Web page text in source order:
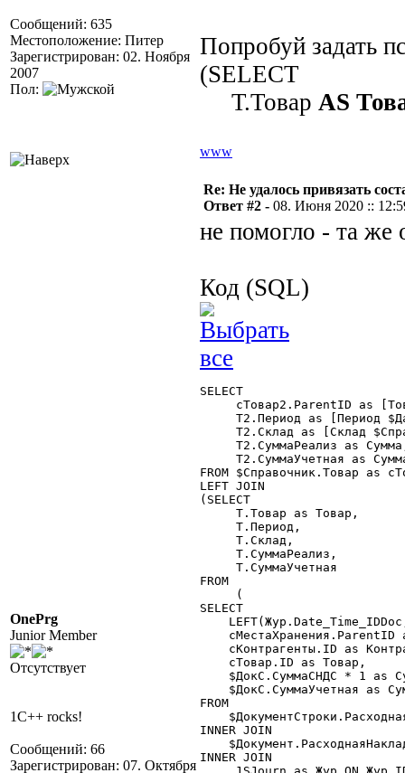
Сообщений: 635
Местоположение: Питер
Зарегистрирован: 02. Ноября
2007
Пол:
Попробуй задать
(SELECT
Т.Товар AS
www
OnePrg
Junior Member
Отсутствует
1C++ rocks!
Сообщений: 66
Зарегистрирован: 07. Октября
Re: Не удалось привязать
Ответ #2 - 08. Июня 2020 ::
не помогло - та же
Код (SQL)
SELECT
сТовар2.ParentID as
Т2.Период as [Период
Т2.Склад as [Склад
Т2.СуммаРеализ as
Т2.СуммаУчетная as
FROM $Справочник.Товар as
LEFT JOIN
(SELECT
     Т.Товар as Товар,
     Т.Период,
     Т.Склад,
     Т.СуммаРеализ,
     Т.СуммаУчетная
FROM
     (
SELECT
сМестаХранения.ParentID
cКонтрагенты.ID as
    сТовар.ID as Товар,
$ДокС.СуммаСНДС * 1 as
$ДокС.СуммаУчетная as
FROM
INNER JOIN
INNER JOIN